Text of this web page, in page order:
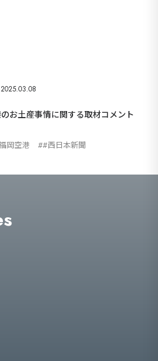
2025.03.08
お土産事情に関する取材コメント
岡空港 #西日本新聞